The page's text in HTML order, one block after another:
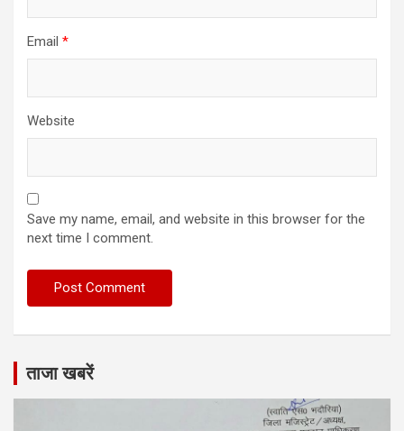
Email *
Website
Save my name, email, and website in this browser for the
next time I comment.
ताजा खबरें